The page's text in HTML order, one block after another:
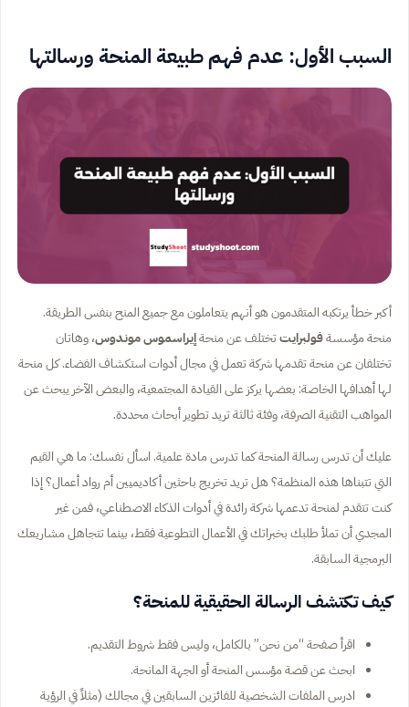
السبب الأول: عدم فهم طبيعة المنحة ورسالتها
أكبر خطأ يرتكبه المتقدمون هو أنهم يتعاملون مع جميع المنح بنفس الطريقة.
منحة مؤسسةفولبرايتتختلف عن منحةإيراسموس موندوس، وهاتان
تختلفان عن منحة تقدمها شركة تعمل في مجال أدوات استكشاف الفضاء. كل منحة
لها أهدافها الخاصة: بعضها يركز على القيادة المجتمعية، والبعض الآخر يبحث عن
المواهب التقنية الصرفة، وفئة ثالثة تريد تطوير أبحاث محددة.
عليك أن تدرس رسالة المنحة كما تدرس مادة علمية. اسأل نفسك: ما هي القيم
التي تتبناها هذه المنظمة؟ هل تريد تخريج باحثين أكاديميين أم رواد أعمال؟ إذا
كنت تتقدم لمنحة تدعمها شركة رائدة في أدوات الذكاء الاصطناعي، فمن غير
المجدي أن تملأ طلبك بخبراتك في الأعمال التطوعية فقط، بينما تتجاهل مشاريعك
البرمجية السابقة.
كيف تكتشف الرسالة الحقيقية للمنحة؟
اقرأ صفحة “من نحن” بالكامل، وليس فقط شروط التقديم.
ابحث عن قصة مؤسس المنحة أو الجهة المانحة.
ادرس الملفات الشخصية للفائزين السابقين في مجالك (مثلاً في الرؤية